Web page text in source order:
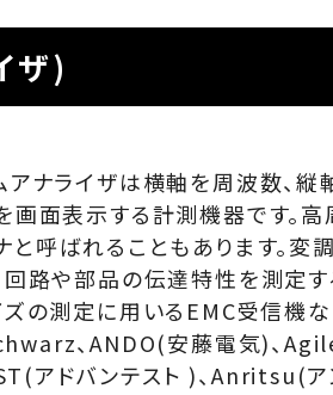
ザ)
アナライザは横軸を周波数、
画面表示する計測機器です。
と呼ばれることもあります。
回路や部品の伝達特性を測定す
ズの測定に用いるEMC受信機
、ANDO(安藤電気)、
アドバンテスト )、Anritsu(